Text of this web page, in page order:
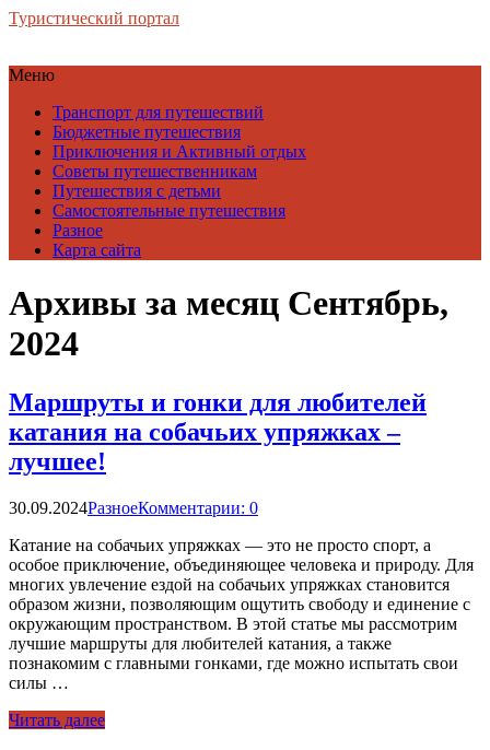
Туристический портал
Меню
Транспорт для путешествий
Бюджетные путешествия
Приключения и Активный отдых
Советы путешественникам
Путешествия с детьми
Самостоятельные путешествия
Разное
Карта сайта
Архивы за месяц Сентябрь,
2024
Маршруты и гонки для любителей
катания на собачьих упряжках –
лучшее!
30.09.2024РазноеКомментарии: 0
Катание на собачьих упряжках — это не просто спорт, а
особое приключение, объединяющее человека и природу. Для
многих увлечение ездой на собачьих упряжках становится
образом жизни, позволяющим ощутить свободу и единение с
окружающим пространством. В этой статье мы рассмотрим
лучшие маршруты для любителей катания, а также
познакомим с главными гонками, где можно испытать свои
силы …
Читать далее